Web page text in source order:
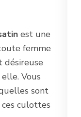
est une
femme
désireuse
Vous
sont
culottes